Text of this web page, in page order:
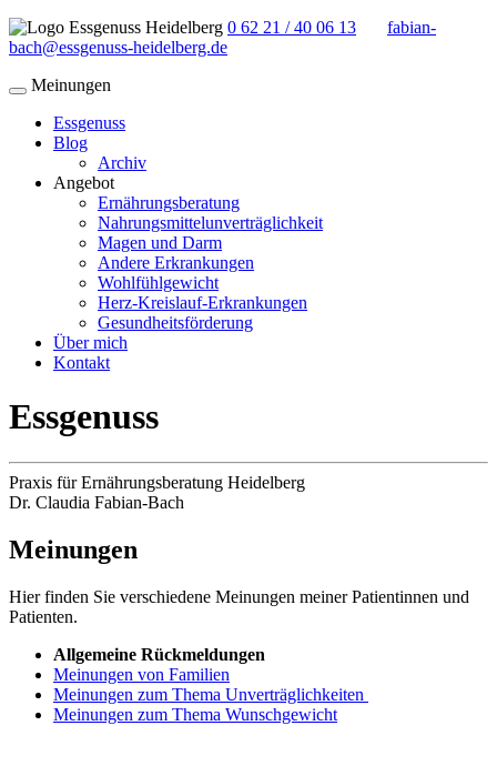
0 62 21 / 40 06 13
fabian-
bach@essgenuss-heidelberg.de
Meinungen
Essgenuss
Blog
Archiv
Angebot
Ernährungsberatung
Nahrungsmittelunverträglichkeit
Magen und Darm
Andere Erkrankungen
Wohlfühlgewicht
Herz-Kreislauf-Erkrankungen
Gesundheitsförderung
Über mich
Kontakt
Essgenuss
Praxis für Ernährungsberatung Heidelberg
Dr. Claudia Fabian-Bach
Meinungen
Hier finden Sie verschiedene Meinungen meiner Patientinnen und
Patienten.
Allgemeine Rückmeldungen
Meinungen von Familien
Meinungen zum Thema Unverträglichkeiten
Meinungen zum Thema Wunschgewicht